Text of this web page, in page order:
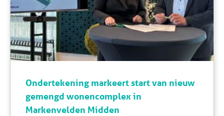
Ondertekening markeert start van nieuw
gemengd wonencomplex in
Markenvelden Midden